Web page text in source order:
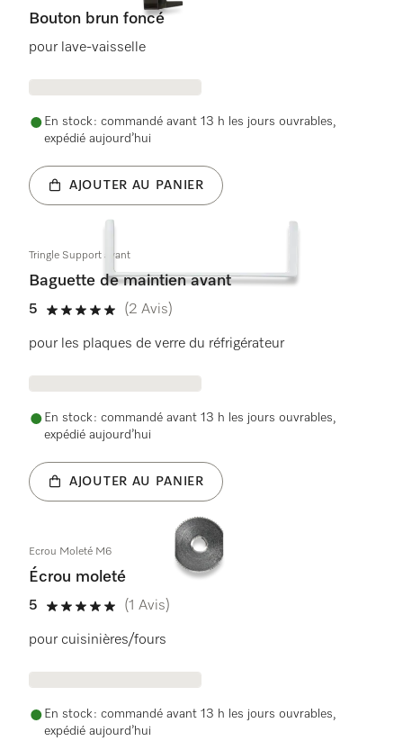
Bouton brun foncé
pour lave-vaisselle
En stock : commandé avant 13 h les jours ouvrables,
expédié aujourd’hui
AJOUTER AU PANIER
Tringle Support avant
Baguette de maintien avant
5
5 étoiles sur 5
(2 Avis)
pour les plaques de verre du réfrigérateur
En stock : commandé avant 13 h les jours ouvrables,
expédié aujourd’hui
AJOUTER AU PANIER
Ecrou Moleté M6
Écrou moleté
5
5 étoiles sur 5
(1 Avis)
pour cuisinières/fours
En stock : commandé avant 13 h les jours ouvrables,
expédié aujourd’hui